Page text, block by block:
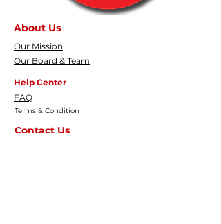
About Us
Our Mission
Our Board & Team
Help Center
FAQ
Terms & Condition
Contact Us